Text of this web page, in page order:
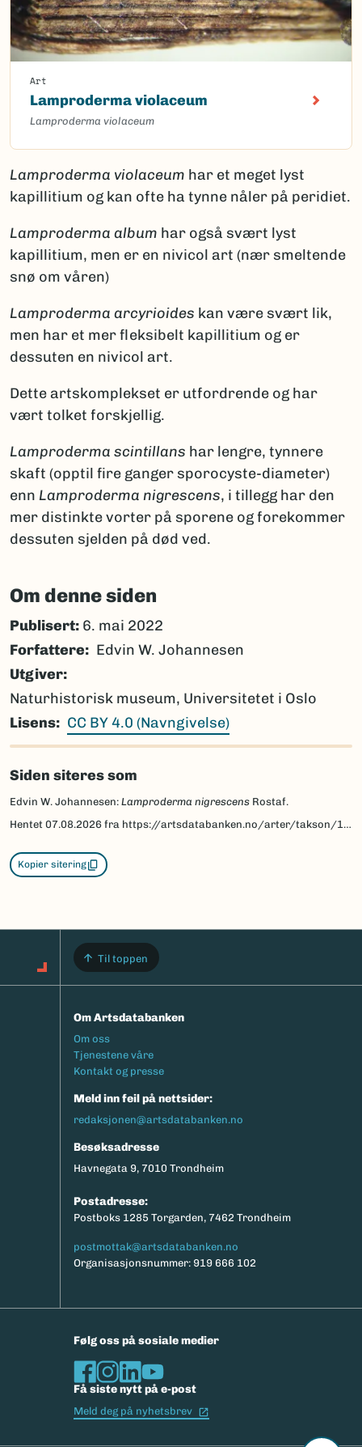
Art
Lamproderma violaceum
Lamproderma violaceum
Lamproderma violaceum har et meget lyst
kapillitium og kan ofte ha tynne nåler på peridiet.
Lamproderma album har også svært lyst
kapillitium, men er en nivicol art (nær smeltende
snø om våren)
Lamproderma arcyrioides kan være svært lik,
men har et mer fleksibelt kapillitium og er
dessuten en nivicol art.
Dette artskomplekset er utfordrende og har
vært tolket forskjellig.
Lamproderma scintillans har lengre, tynnere
skaft (opptil fire ganger sporocyste-diameter)
enn Lamproderma nigrescens, i tillegg har den
mer distinkte vorter på sporene og forekommer
dessuten sjelden på død ved.
Om denne siden
Publisert: 6. mai 2022
Forfattere
Edvin W. Johannesen
Utgiver
Naturhistorisk museum, Universitetet i Oslo
Lisens
CC BY 4.0 (Navngivelse)
Siden siteres som
Edvin W. Johannesen: Lamproderma nigrescens Rostaf.
Hentet 07.08.2026 fra https://artsdatabanken.no/arter/takson/161548/beskrivelse
Kopier sitering
Til toppen
Om Artsdatabanken
Footermeny
Om oss
Tjenestene våre
Kontakt og presse
Meld inn feil på nettsider:
redaksjonen@artsdatabanken.no
Besøksadresse
Havnegata 9, 7010 Trondheim
Postadresse:
Postboks 1285 Torgarden, 7462 Trondheim
postmottak@artsdatabanken.no
Organisasjonsnummer: 919 666 102
Følg oss på sosiale medier
Få siste nytt på e-post
Meld deg på nyhetsbrev